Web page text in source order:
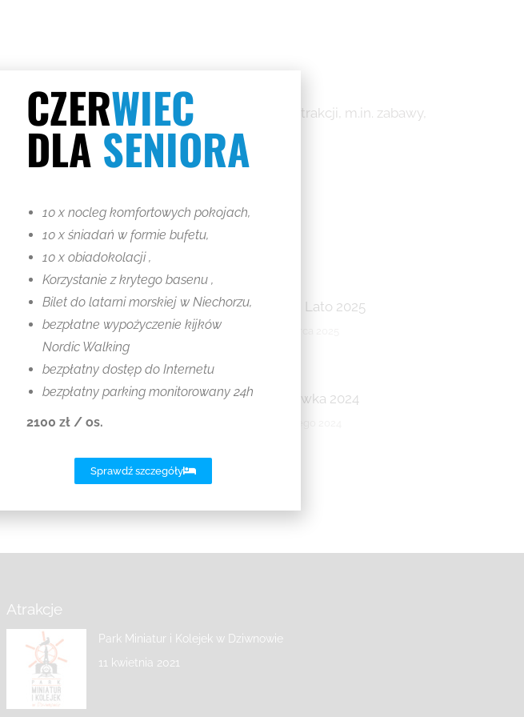
Na odwiedzających będzie czekało wiele atrakcji, m.in. zabawy,
– 2025 Lato, Lato 2025
Majówka 2024
Atrakcje
Park Miniatur i Kolejek w Dziwnowie
11 kwietnia 2021
CZERWIEC
DLA SENIORA
10 x nocleg komfortowych pokojach,
10 x śniadań w formie bufetu,
10 x obiadokolacji ,
Korzystanie z krytego basenu ,
Bilet do latarni morskiej w Niechorzu,
bezpłatne wypożyczenie kijków
Nordic Walking
bezpłatny dostęp do Internetu
bezpłatny parking monitorowany 24h
2100 zł / os.
Sprawdź szczegóły